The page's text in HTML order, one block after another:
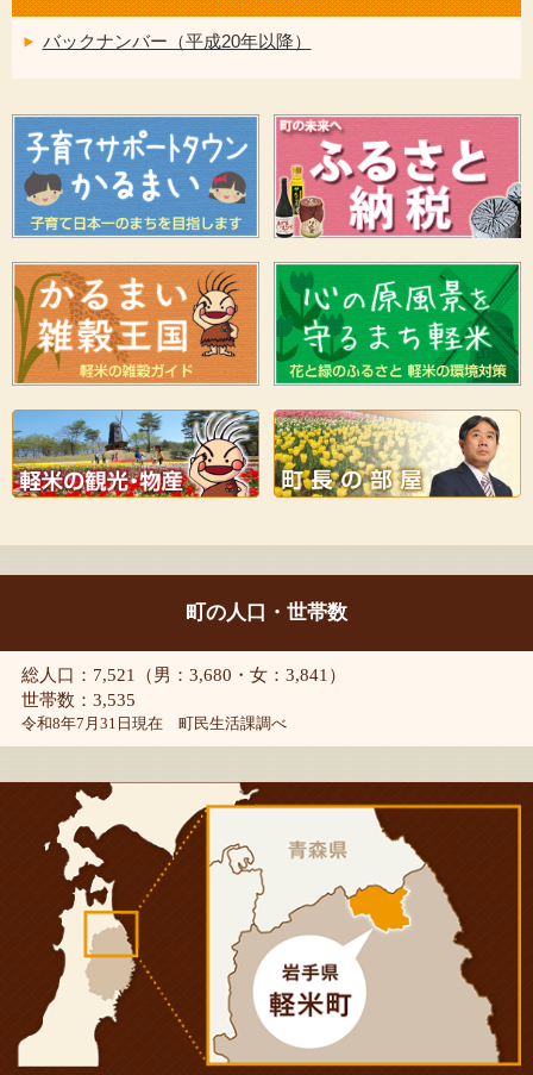
バックナンバー（平成20年以降）
町の人口・世帯数
総人口：7,521（男：3,680・女：3,841）
世帯数：3,535
令和8年7月31日現在 町民生活課調べ